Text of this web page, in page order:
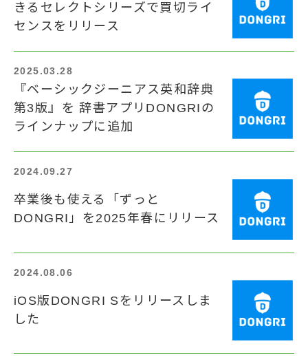
きるセレクトシリーズで買切ライ
センスをリリース
2025.03.28
『ベーシックジーニアス英和辞典
第3版』を 辞書アプリDONGRIの
ラインナップに追加
2024.09.27
卒業後も使える「ずっと
DONGRI」を2025年春にリリース
2024.08.06
iOS版DONGRI Sをリリースしま
した